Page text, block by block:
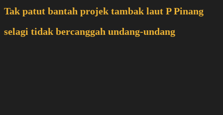
Tak patut bantah projek tambak laut P Pinang
selagi tidak bercanggah undang-undang